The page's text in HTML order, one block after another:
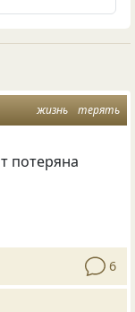
жизнь терять
потеряна
6